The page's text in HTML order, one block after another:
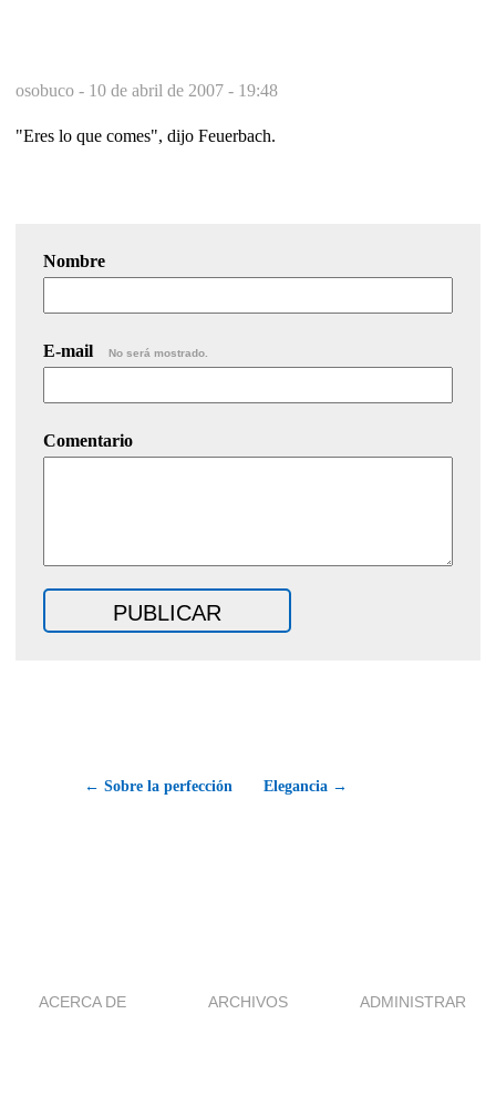
osobuco - 10 de abril de 2007 - 19:48
"Eres lo que comes", dijo Feuerbach.
Nombre
E-mail No será mostrado.
Comentario
← Sobre la perfección Elegancia →
ACERCA DE ARCHIVOS ADMINISTRAR